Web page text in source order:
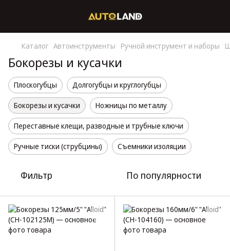
Каталог Автоинструменты Ручной инструмент и наборы
Бокорезы и кусачки
Плоскогубцы Долгогубцы и круглогубцы
Бокорезы и кусачки Ножницы по металлу
Переставные клещи, разводные и трубные ключи
Ручные тиски (струбцины) Съемники изоляции
Фильтр По популярности